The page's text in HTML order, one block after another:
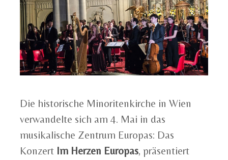
Die historische Minoritenkirche in Wien
verwandelte sich am 4. Mai in das
musikalische Zentrum Europas: Das
Konzert Im Herzen Europas, präsentiert